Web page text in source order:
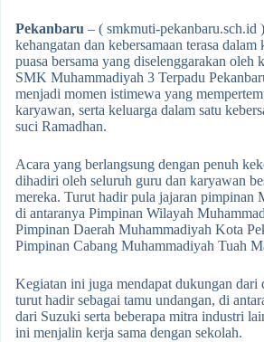
Pekanbaru – ( smkmuti-pekanbaru.sch.id
kehangatan dan kebersamaan terasa dalam
puasa bersama yang diselenggarakan oleh
SMK Muhammadiyah 3 Terpadu
menjadi momen istimewa yang
karyawan, serta keluarga dalam satu
suci Ramadhan.
Acara yang berlangsung dengan penuh
dihadiri oleh seluruh guru dan karyawan
mereka. Turut hadir pula jajaran pimpinan
di antaranya Pimpinan Wilayah
Pimpinan Daerah Muhammadiyah Kota
Pimpinan Cabang Muhammadiyah Tuah
Kegiatan ini juga mendapat dukungan dari
turut hadir sebagai tamu undangan, di
dari Suzuki serta beberapa mitra industri
ini menjalin kerja sama dengan sekolah.